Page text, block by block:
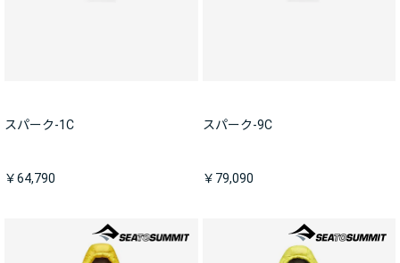
スパーク-1C
￥64,790
スパーク-9C
￥79,090